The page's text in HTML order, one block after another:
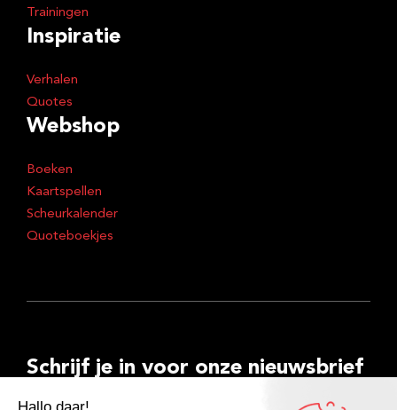
Trainingen
Inspiratie
Verhalen
Quotes
Webshop
Boeken
Kaartspellen
Scheurkalender
Quoteboekjes
Schrijf je in voor onze nieuwsbrief